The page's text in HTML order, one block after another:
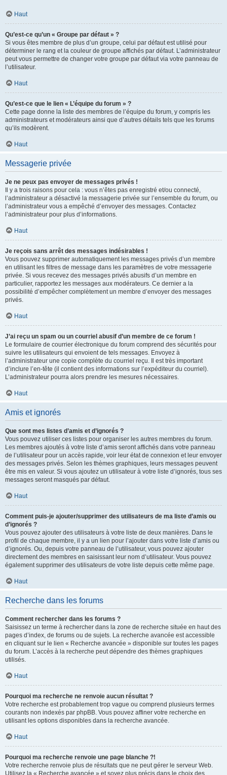
Haut
Qu’est-ce qu’un « Groupe par défaut » ?
Si vous êtes membre de plus d’un groupe, celui par défaut est utilisé pour
déterminer le rang et la couleur de groupe affichés par défaut. L’administrateur
peut vous permettre de changer votre groupe par défaut via votre panneau de
l’utilisateur.
Haut
Qu’est-ce que le lien « L’équipe du forum » ?
Cette page donne la liste des membres de l’équipe du forum, y compris les
administrateurs et modérateurs ainsi que d’autres détails tels que les forums
qu’ils modèrent.
Haut
Messagerie privée
Je ne peux pas envoyer de messages privés !
Il y a trois raisons pour cela : vous n’êtes pas enregistré et/ou connecté,
l’administrateur a désactivé la messagerie privée sur l’ensemble du forum, ou
l’administrateur vous a empêché d’envoyer des messages. Contactez
l’administrateur pour plus d’informations.
Haut
Je reçois sans arrêt des messages indésirables !
Vous pouvez supprimer automatiquement les messages privés d’un membre
en utilisant les filtres de message dans les paramètres de votre messagerie
privée. Si vous recevez des messages privés abusifs d’un membre en
particulier, rapportez les messages aux modérateurs. Ce dernier a la
possibilité d’empêcher complètement un membre d’envoyer des messages
privés.
Haut
J’ai reçu un spam ou un courriel abusif d’un membre de ce forum !
Le formulaire de courrier électronique du forum comprend des sécurités pour
suivre les utilisateurs qui envoient de tels messages. Envoyez à
l’administrateur une copie complète du courriel reçu. Il est très important
d’inclure l’en-tête (il contient des informations sur l’expéditeur du courriel).
L’administrateur pourra alors prendre les mesures nécessaires.
Haut
Amis et ignorés
Que sont mes listes d’amis et d’ignorés ?
Vous pouvez utiliser ces listes pour organiser les autres membres du forum.
Les membres ajoutés à votre liste d’amis seront affichés dans votre panneau
de l’utilisateur pour un accès rapide, voir leur état de connexion et leur envoyer
des messages privés. Selon les thèmes graphiques, leurs messages peuvent
être mis en valeur. Si vous ajoutez un utilisateur à votre liste d’ignorés, tous ses
messages seront masqués par défaut.
Haut
Comment puis-je ajouter/supprimer des utilisateurs de ma liste d’amis ou
d’ignorés ?
Vous pouvez ajouter des utilisateurs à votre liste de deux manières. Dans le
profil de chaque membre, il y a un lien pour l’ajouter dans votre liste d’amis ou
d’ignorés. Ou, depuis votre panneau de l’utilisateur, vous pouvez ajouter
directement des membres en saisissant leur nom d’utilisateur. Vous pouvez
également supprimer des utilisateurs de votre liste depuis cette même page.
Haut
Recherche dans les forums
Comment rechercher dans les forums ?
Saisissez un terme à rechercher dans la zone de recherche située en haut des
pages d’index, de forums ou de sujets. La recherche avancée est accessible
en cliquant sur le lien « Recherche avancée » disponible sur toutes les pages
du forum. L’accès à la recherche peut dépendre des thèmes graphiques
utilisés.
Haut
Pourquoi ma recherche ne renvoie aucun résultat ?
Votre recherche est probablement trop vague ou comprend plusieurs termes
courants non indexés par phpBB. Vous pouvez affiner votre recherche en
utilisant les options disponibles dans la recherche avancée.
Haut
Pourquoi ma recherche renvoie une page blanche ?!
Votre recherche renvoie plus de résultats que ne peut gérer le serveur Web.
Utilisez la « Recherche avancée » et soyez plus précis dans le choix des